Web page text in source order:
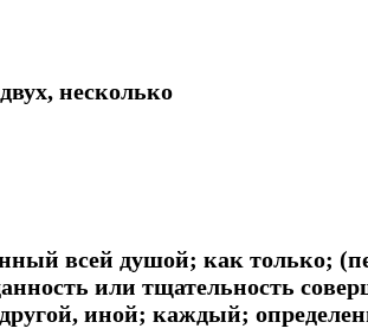
несколько
всей душой; как только;
или тщательность
другой, иной; каждый;